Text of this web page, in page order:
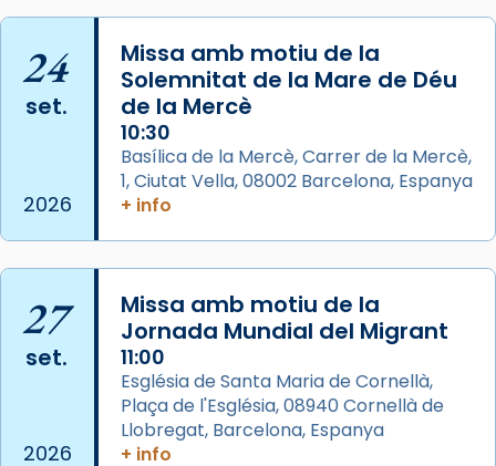
📸 Dr. G. Simón
Photo
View on Facebook · Share
Arquebisbat de Barcelona
2 weeks ago
Memòria de les santes Juliana i
Semproniana, verges i màrtirs.
partir de l’Edat Mitjana sorgeix la tradició
que les santes Juliana (“relatiu a Júlia”) i
Semproniana (“relatiu a Semprònia =
eterna”) són deixebles seves. I l’any 1667, el
frare Joan Gaspar Roig, afirma en una obra
que les santes són filles de l’antiga Iluro.
24
set.
2026
Missa amb motiu de la
Solemnitat de la Mare de Déu
de la Mercè
10:30
Basílica de la Mercè, Carrer de la Mercè,
1, Ciutat Vella, 08002 Barcelona, Espanya
+ info
27
set.
2026
Missa amb motiu de la
Jornada Mundial del Migrant
11:00
Església de Santa Maria de Cornellà,
Plaça de l'Església, 08940 Cornellà de
Llobregat, Barcelona, Espanya
+ info